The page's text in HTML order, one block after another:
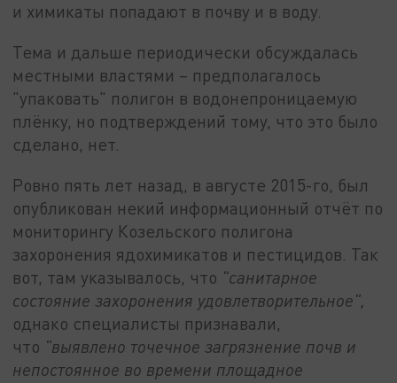
и химикаты попадают в почву и в воду.
Тема и дальше периодически обсуждалась
местными властями – предполагалось
"упаковать" полигон в водонепроницаемую
плёнку, но подтверждений тому, что это было
сделано, нет.
Ровно пять лет назад, в августе 2015-го, был
опубликован некий информационный отчёт по
мониторингу Козельского полигона
захоронения ядохимикатов и пестицидов. Так
вот, там указывалось, что "санитарное
состояние захоронения удовлетворительное",
однако специалисты признавали,
что "выявлено точечное загрязнение почв и
непостоянное во времени площадное